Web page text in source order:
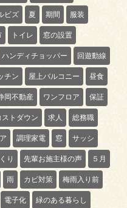
ビズ 夏 期間 服装
トイレ 窓の設置
ハンディチョッパー 回遊動線
チン 屋上バルコニー 昼食
岡不動産 ワンフロア 保証
ストダウン 求人 総務職
調理家電 窓 サッシ
り 先輩お施主様の声 ５月
雨 カビ対策 梅雨入り前
電子化 緑のある暮らし